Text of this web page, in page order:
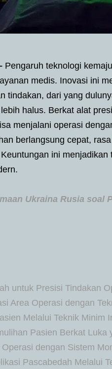
Pengaruh teknologi
medis. Inovasi ini
tindakan, dari yang
halus. Berkat alat
menjalani operasi
berlangsung cepat,
ini
Ukraina Rusia soal
untuk Presisi Tindakan
Area Operasi dengan
Melalui Teknik Minim
Pasien Berkat Luka
dengan Sistem
Pascabedah Melalui